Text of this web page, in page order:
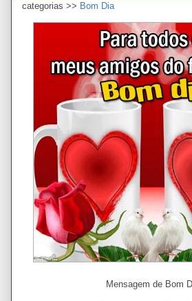
categorias >> Bom Dia
Mensagem de Bom